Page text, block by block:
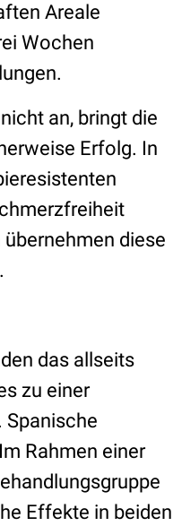
Areale
Wochen
an, bringt die
Erfolg. In
diese
das allseits
zu einer
Spanische
Rahmen einer
Effekte in beiden